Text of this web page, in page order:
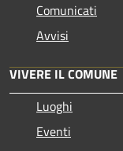
Comunicati
Avvisi
VIVERE IL COMUNE
Luoghi
Eventi